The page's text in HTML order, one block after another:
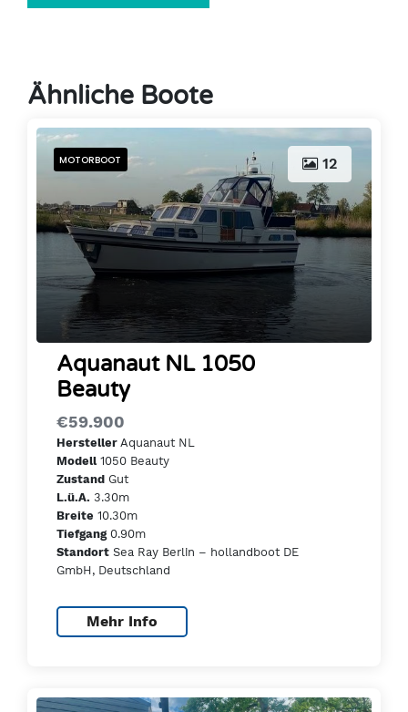
Ähnliche Boote
12
MOTORBOOT
Aquanaut NL 1050
Beauty
€59.900
Hersteller Aquanaut NL
Modell1050 Beauty
Zustand Gut
L.ü.A. 3.30m
Breite 10.30m
Tiefgang0.90m
Standort Sea Ray Berlin – hollandboot DE
GmbH, Deutschland
Mehr Info